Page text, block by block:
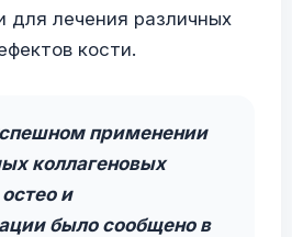
для лечения различных
кости.
применении
коллагеновых
и
было сообщено в